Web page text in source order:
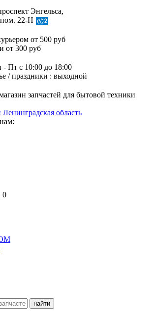
Энгельса,
пом. 22-Н
от 500 руб
от 300 руб
Пт с 10:00 до 18:00
/ праздники : выходной
запчастей для бытовой техники
область
0